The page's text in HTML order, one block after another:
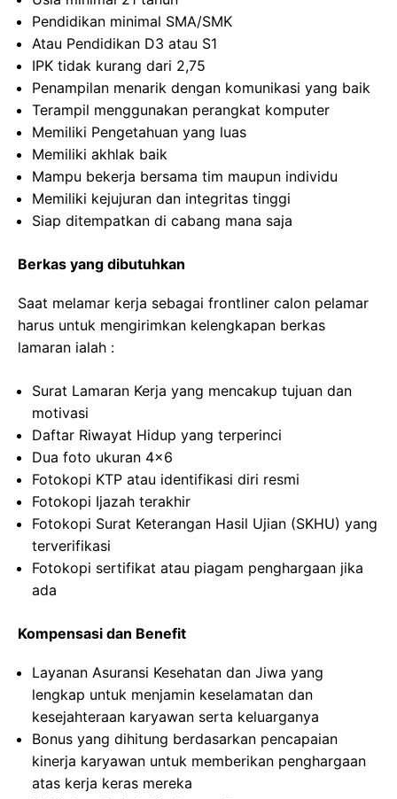
Pendidikan minimal SMA/SMK
Atau Pendidikan D3 atau S1
IPK tidak kurang dari 2,75
Penampilan menarik dengan komunikasi yang baik
Terampil menggunakan perangkat komputer
Memiliki Pengetahuan yang luas
Memiliki akhlak baik
Mampu bekerja bersama tim maupun individu
Memiliki kejujuran dan integritas tinggi
Siap ditempatkan di cabang mana saja
Berkas yang dibutuhkan
Saat melamar kerja sebagai frontliner calon pelamar
harus untuk mengirimkan kelengkapan berkas
lamaran ialah :
Surat Lamaran Kerja yang mencakup tujuan dan
motivasi
Daftar Riwayat Hidup yang terperinci
Dua foto ukuran 4×6
Fotokopi KTP atau identifikasi diri resmi
Fotokopi Ijazah terakhir
Fotokopi Surat Keterangan Hasil Ujian (SKHU) yang
terverifikasi
Fotokopi sertifikat atau piagam penghargaan jika
ada
Kompensasi dan Benefit
Layanan Asuransi Kesehatan dan Jiwa yang
lengkap untuk menjamin keselamatan dan
kesejahteraan karyawan serta keluarganya
Bonus yang dihitung berdasarkan pencapaian
kinerja karyawan untuk memberikan penghargaan
atas kerja keras mereka